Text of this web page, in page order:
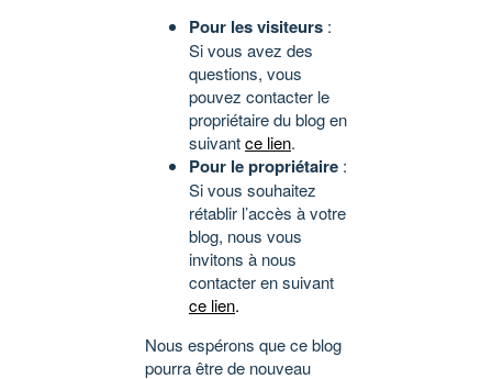
Pour les visiteurs :
Si vous avez des
questions, vous
pouvez contacter le
propriétaire du blog en
suivantce lien.
Pour le propriétaire :
Si vous souhaitez
rétablir l’accès à votre
blog, nous vous
invitons à nous
contacter en suivant
ce lien.
Nous espérons que ce blog
pourra être de nouveau